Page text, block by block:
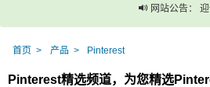
网站公告： 迎
首页 产品 Pinterest
Pinterest精选频道，为您精选